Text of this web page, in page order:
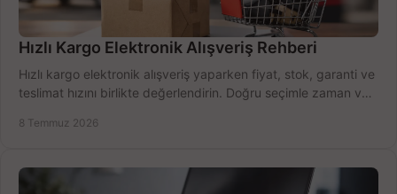
Hızlı Kargo Elektronik Alışveriş Rehberi
Hızlı kargo elektronik alışveriş yaparken fiyat, stok, garanti ve
teslimat hızını birlikte değerlendirin. Doğru seçimle zaman ve
8 Temmuz 2026